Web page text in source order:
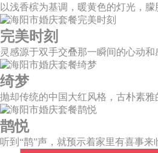
完美时刻
绮梦
鹊悦